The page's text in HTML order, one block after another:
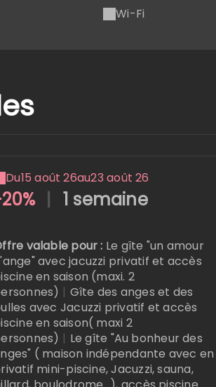
Wi-Fi
Du15 août 26au23 août 26
1 semaine
valable pour : Le gîte "un amour
avec jacuzzi privatif et accès
en saison (maxi. 2
| Gîte des anges et des
avec Jacuzzi privatif et accès
en saison( maxi 2
| Le gîte "Au bonheur des
( maison indépendante avec en
mini-piscine, Jacuzzi, sauna,